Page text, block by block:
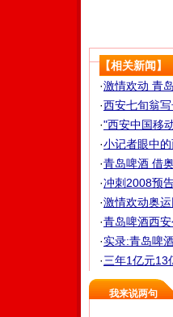
【相关新闻】
·激情欢动 青
·西安七旬翁
·"西安中国移
·小记者眼中
·青岛啤酒 借
·冲刺2008预
·激情欢动奥运
·青岛啤酒西
·实录:青岛啤
·三年1亿元13
我来说两句